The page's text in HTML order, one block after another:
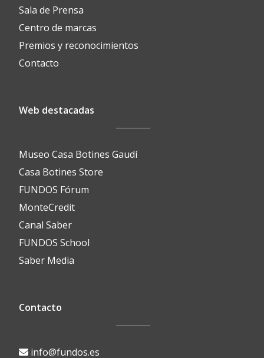
Sala de Prensa
Centro de marcas
Premios y reconocimientos
Contacto
Web destacadas
Museo Casa Botines Gaudí
Casa Botines Store
FUNDOS Fórum
MonteCredit
Canal Saber
FUNDOS School
Saber Media
Contacto
info@fundos.es